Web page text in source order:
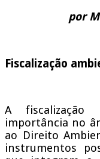
por
Fiscalização
A fiscalização
importância no
ao Direito
instrumentos